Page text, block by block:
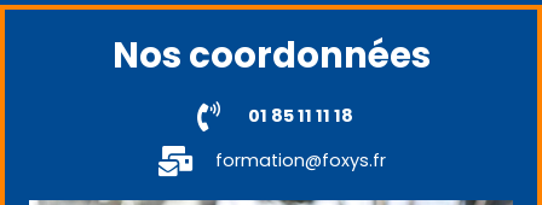
Nos coordonnées
01 85 11 11 18
formation@foxys.fr